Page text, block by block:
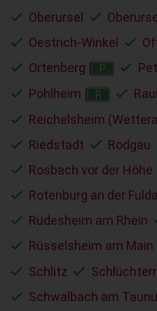
Oberursel
Oestrich-Winkel
Ortenberg
P
Pohlheim
R
Reichelsheim
Riedstadt
Rodgau
Rosbach vor der Höhe
Rotenburg an der Fulda
Rüdesheim am Rhein
Rüsselsheim am Main
Schlitz
Schwalbach am